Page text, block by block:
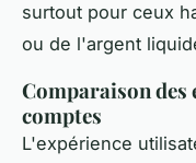
surtout pour ceux
ou de l'argent
Comparaison des
comptes
L'expérience